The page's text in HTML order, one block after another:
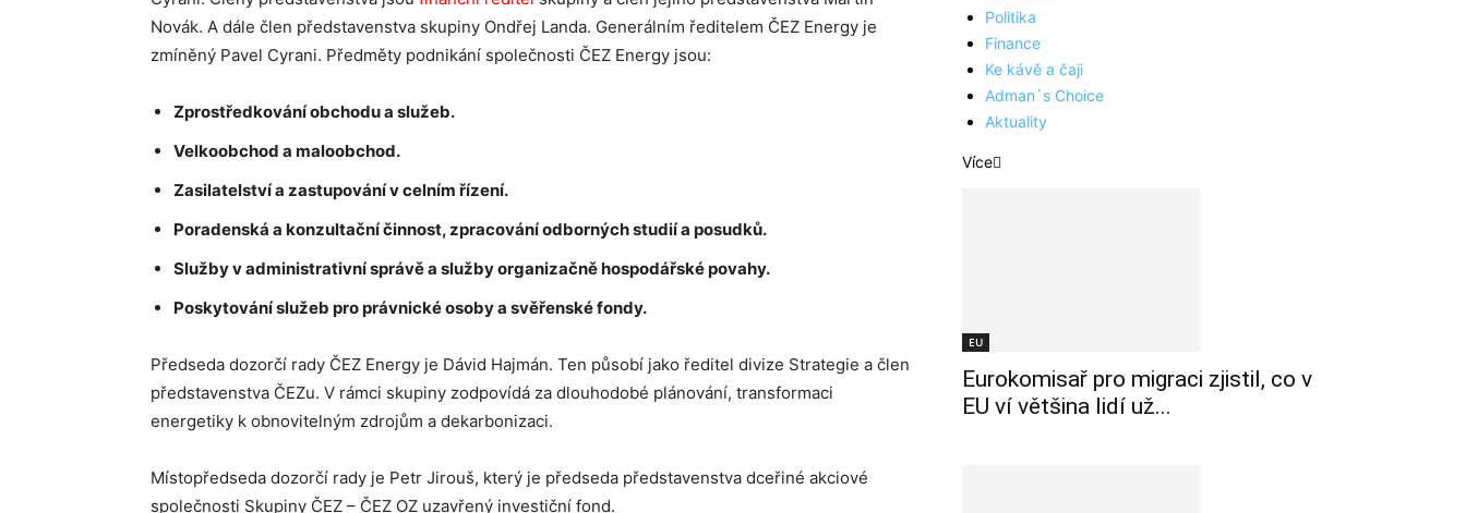
Novák. A dále člen představenstva skupiny Ondřej Landa. Generálním ředitelem ČEZ Energy je
zmíněný Pavel Cyrani. Předměty podnikání společnosti ČEZ Energy jsou:
Zprostředkování obchodu a služeb.
Velkoobchod a maloobchod.
Zasilatelství a zastupování v celním řízení.
Poradenská a konzultační činnost, zpracování odborných studií a posudků.
Služby v administrativní správě a služby organizačně hospodářské povahy.
Poskytování služeb pro právnické osoby a svěřenské fondy.
Předseda dozorčí rady ČEZ Energy je Dávid Hajmán. Ten působí jako ředitel divize Strategie a člen
představenstva ČEZu. V rámci skupiny zodpovídá za dlouhodobé plánování, transformaci
energetiky k obnovitelným zdrojům a dekarbonizaci.
Místopředseda dozorčí rady je Petr Jirouš, který je předseda představenstva dceřiné akciové
společnosti Skupiny ČEZ – ČEZ OZ uzavřený investiční fond.
Politika
Finance
Ke kávě a čaji
Adman´s Choice
Aktuality
Více
EU
Eurokomisař pro migraci zjistil, co v
EU ví většina lidí už...